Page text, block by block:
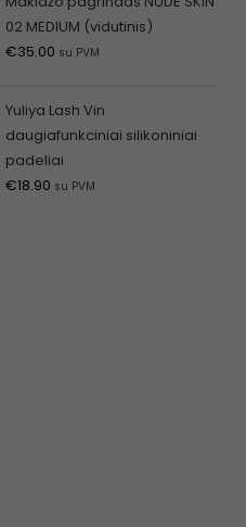
02 MEDIUM (vidutinis)
€35.00 su PVM
Yuliya Lash Vin
daugiafunkciniai silikoniniai
padeliai
€18.90 su PVM